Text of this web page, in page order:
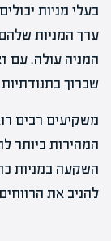
בעלי מניות
ערך המניות
המניה עולה. עם
שכרוך
משקיעים רבים
המהירות ביותר
השקעה במניות
להניב את